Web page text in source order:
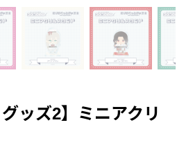
グッズ2】ミニアクリ